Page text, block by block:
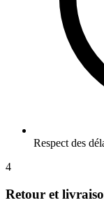
Respect des
4
Retour et